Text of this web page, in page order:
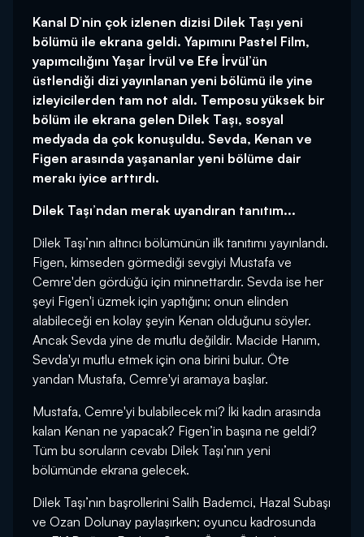
Kanal D’nin çok izlenen dizisi Dilek Taşı yeni
bölümü ile ekrana geldi. Yapımını Pastel Film,
yapımcılığını Yaşar İrvül ve Efe İrvül’ün
üstlendiği dizi yayınlanan yeni bölümü ile yine
izleyicilerden tam not aldı. Temposu yüksek bir
bölüm ile ekrana gelen Dilek Taşı, sosyal
medyada da çok konuşuldu. Sevda, Kenan ve
Figen arasında yaşananlar yeni bölüme dair
merakı iyice arttırdı.
Dilek Taşı’ndan merak uyandıran tanıtım...
Dilek Taşı’nın altıncı bölümünün ilk tanıtımı yayınlandı.
Figen, kimseden görmediği sevgiyi Mustafa ve
Cemre'den gördüğü için minnettardır. Sevda ise her
şeyi Figen'i üzmek için yaptığını; onun elinden
alabileceği en kolay şeyin Kenan olduğunu söyler.
Ancak Sevda yine de mutlu değildir. Macide Hanım,
Sevda'yı mutlu etmek için ona birini bulur. Öte
yandan Mustafa, Cemre'yi aramaya başlar.
Mustafa, Cemre'yi bulabilecek mi? İki kadın arasında
kalan Kenan ne yapacak? Figen’in başına ne geldi?
Tüm bu soruların cevabı Dilek Taşı’nın yeni
bölümünde ekrana gelecek.
Dilek Taşı’nın başrollerini Salih Bademci, Hazal Subaşı
ve Ozan Dolunay paylaşırken; oyuncu kadrosunda